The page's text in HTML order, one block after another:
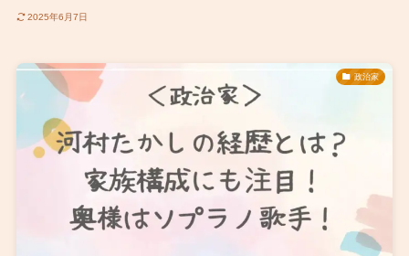
2025年6月7日
政治家